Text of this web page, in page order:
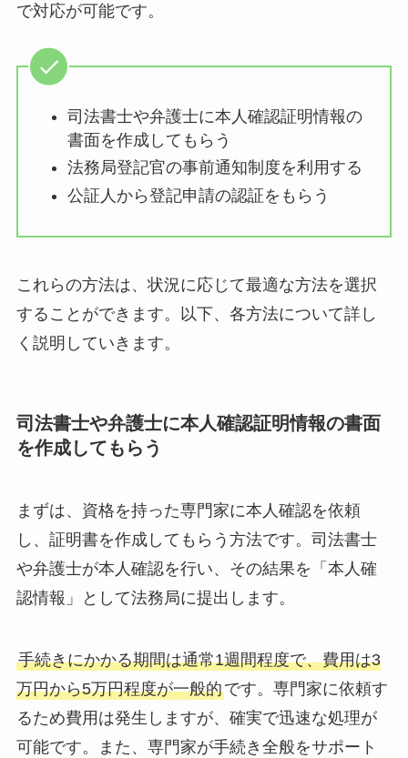
で対応が可能です。
司法書士や弁護士に本人確認証明情報の
書面を作成してもらう
法務局登記官の事前通知制度を利用する
公証人から登記申請の認証をもらう
これらの方法は、状況に応じて最適な方法を選択
することができます。以下、各方法について詳し
く説明していきます。
司法書士や弁護士に本人確認証明情報の書面
を作成してもらう
まずは、資格を持った専門家に本人確認を依頼
し、証明書を作成してもらう方法です。司法書士
や弁護士が本人確認を行い、その結果を「本人確
認情報」として法務局に提出します。
手続きにかかる期間は通常1週間程度で、費用は3
万円から5万円程度が一般的です。専門家に依頼す
るため費用は発生しますが、確実で迅速な処理が
可能です。また、専門家が手続き全般をサポート